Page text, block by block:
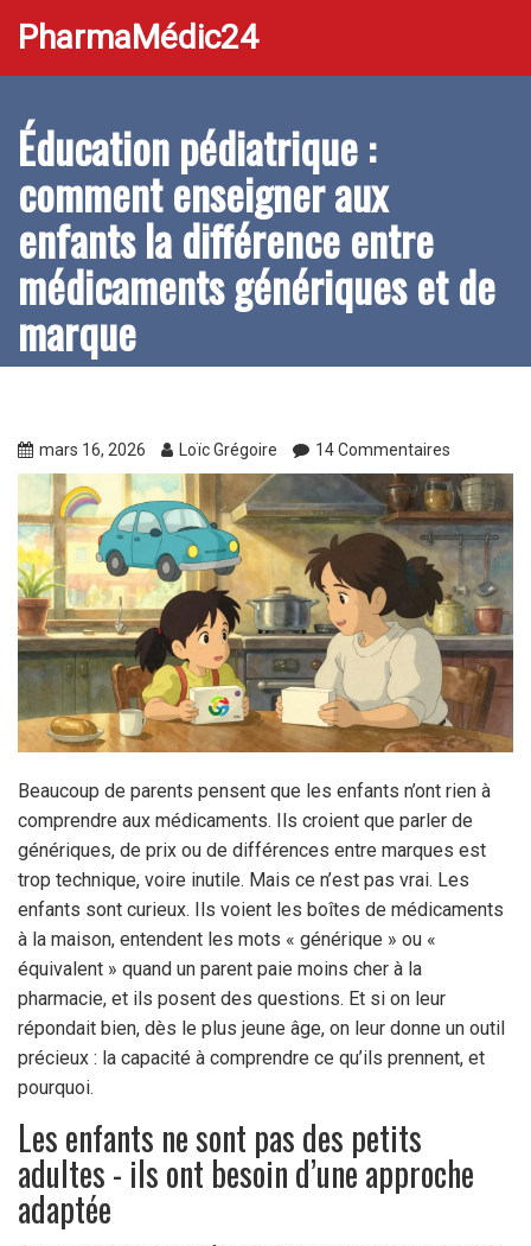
PharmaMédic24
Éducation pédiatrique :
comment enseigner aux
enfants la différence entre
médicaments génériques et de
marque
mars 16, 2026 Loïc Grégoire 14 Commentaires
Beaucoup de parents pensent que les enfants n’ont rien à
comprendre aux médicaments. Ils croient que parler de
génériques, de prix ou de différences entre marques est
trop technique, voire inutile. Mais ce n’est pas vrai. Les
enfants sont curieux. Ils voient les boîtes de médicaments
à la maison, entendent les mots « générique » ou «
équivalent » quand un parent paie moins cher à la
pharmacie, et ils posent des questions. Et si on leur
répondait bien, dès le plus jeune âge, on leur donne un outil
précieux : la capacité à comprendre ce qu’ils prennent, et
pourquoi.
Les enfants ne sont pas des petits
adultes - ils ont besoin d’une approche
adaptée